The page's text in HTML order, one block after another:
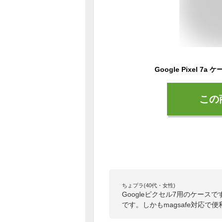
こ
ちょプラ(40代・女性)
Googleピクセル7用のケースで
です。しかもmagsafe対応で便